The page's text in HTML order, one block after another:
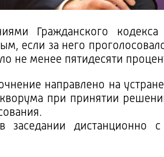
Гражданского кодекса
если за него
не менее пятидесяти
направлено на
при принятии
в заседании